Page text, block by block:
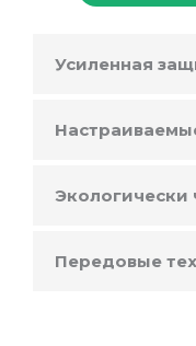
Усиленная
Экологически
Передовые